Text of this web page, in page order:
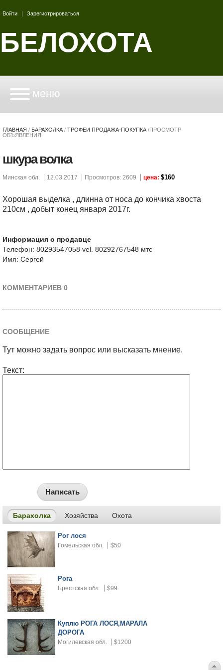
Войти | Зарегистрироваться
БЕЛОХОТА
меню
ГЛАВНАЯ / БАРАХОЛКА / ТРОФЕИ ПРОДАЖА-ПОКУПКА /ПРОСМОТР
ОБЪЯВЛЕНИЯ
шкура волка
Минская обл. 12.03.2017 Просмотров: 2609 цена: $160
Хорошая выделка , длинна от носа до кончика хвоста
210см , добыт конец января 2017г.
Информация о продавце
Телефон: 80293547058 vel. 80292767548 мтс
Имя: Сергей
КОММЕНТАРИЕВ 0
СООБЩЕНИЕ
Тут можно задать вопрос или высказать мнение.
Текст:
Написать
Барахолка Хозяйства Охота
Рог лося
Гомельская обл. $50
Рога
Брестская обл. $99
Куплю РОГА ЛОСЯ,МАРАЛА
ДОРОГА
Могилевская обл. $1200